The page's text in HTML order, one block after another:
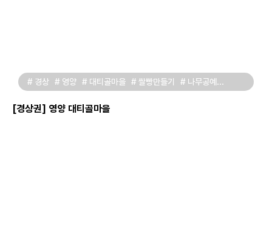
# 경상 # 영양 # 대티골마을 # 쌀빵만들기
# 나무공예
# 피자만들기 # 생태체험 # 산채비빔밥 # 외씨버선길
[경상권] 영양 대티골마을